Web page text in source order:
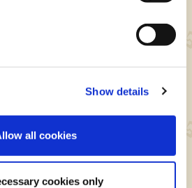
Show details
all cookies
cookies only
ご同意いただけない場合、当
す。
ターパズル アイルーアイラ
@MHPuzzles)のフ
い。
ージの再発行はいたしませ